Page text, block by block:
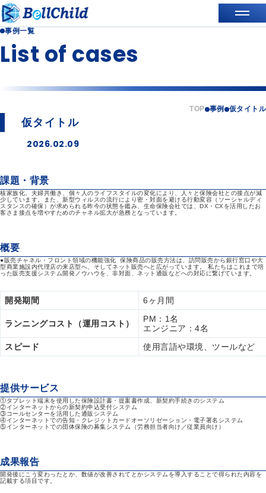
事例一覧
List of cases
TOP 事例 仮タイトル
仮タイトル
2026.02.09
課題・背景
核家族化、夫婦共働き、個々人のライフスタイルの変化により、人々と保険会社との接点が減
少しています。また、新型ウィルスの流行により密・対面を避ける行動変容（ソーシャルディ
スタンスの確保）が求められる昨今の状態を鑑み、生命保険会社では、DX・CXを活用したお
客さま接点を増やすためのチャネル拡大が急務となっています。
概要
●販売チャネル・フロント領域の機能強化 保険商品の販売方法は、訪問販売から銀行窓口や大
型商業施設内代理店の来店型へ、そしてネット販売へと広がっています。 私たちはこれまで培
った販売支援システム開発ノウハウを、非対面、ネット通販などへの対応に繋げています。
開発期間 6ヶ月間
ランニングコスト（運用コスト）
PM：1名
エンジニア：4名
スピード
使用言語や環境、ツールなど
提供サービス
①タブレット端末を使用した保険設計書・提案書作成、新契約手続きのシステム
②インターネットからの新契約申込受付システム
③コールセンターを活用した通販システム
④インターネットでの告知・クレジットカードオーソリゼーション・電子署名システム
⑤インターネットでの団体保険の募集システム（労務担当者向け／従業員向け）
成果報告
開発後にこう変わったとか、数値が改善されてとかシステムを導入することで得られた内容を
記載する項目です。